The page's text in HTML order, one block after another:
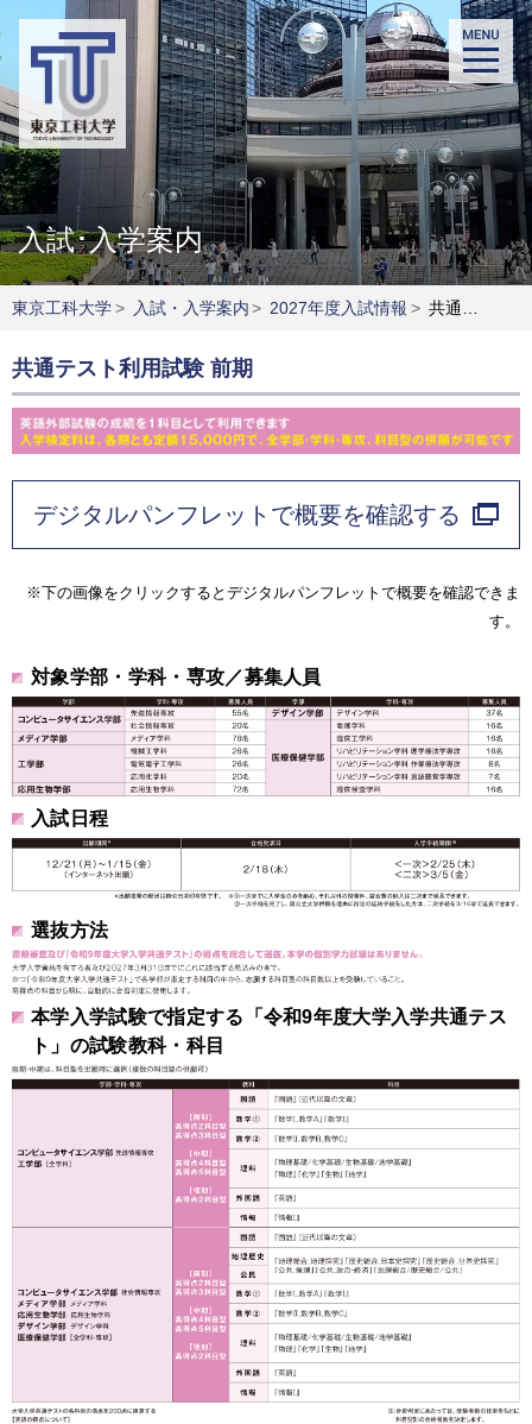
入試･入学案内
東京工科大学> 入試・入学案内 > 2027年度入試情報 > 共通テスト利用試験 前期
共通テスト利用試験 前期
デジタルパンフレットで概要を確認する
※下の画像をクリックするとデジタルパンフレットで概要を確認できま
す。
対象学部・学科・専攻／募集人員
入試日程
選抜方法
本学入学試験で指定する「令和9年度大学入学共通テス
ト」の試験教科・科目